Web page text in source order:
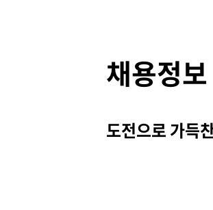
채용정보
도전으로 가득